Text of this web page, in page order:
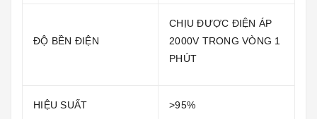
ĐỘ BỀN ĐIỆN
CHỊU ĐƯỢC ĐIỆN ÁP
2000V TRONG VÒNG 1
PHÚT
HIỆU SUẤT >95%